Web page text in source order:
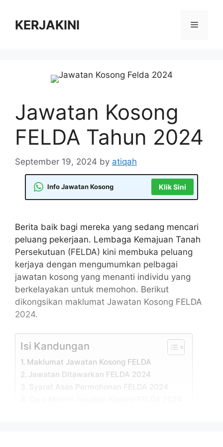
contentKERJAKINI Menu
Jawatan Kosong
FELDA Tahun 2024
September 19, 2024 by atiqah
Info Jawatan Kosong Klik Sini
Berita baik bagi mereka yang sedang mencari
peluang pekerjaan. Lembaga Kemajuan Tanah
Persekutuan (FELDA) kini membuka peluang
kerjaya dengan mengumumkan pelbagai
jawatan kosong yang menanti individu yang
berkelayakan untuk memohon. Berikut
dikongsikan maklumat Jawatan Kosong FELDA
2024.
Isi Kandungan
Maklumat Jawatan Kosong FELDA
Jawatan Ditawarkan FELDA 2024
Syarat Asas Permohonan FELDA 2024